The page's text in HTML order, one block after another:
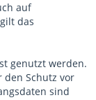
auf
das
genutzt werden.
den Schutz vor
sind